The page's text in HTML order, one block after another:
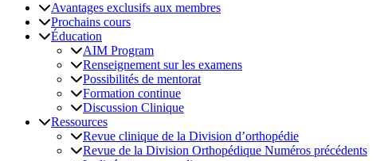
Avantages exclusifs aux membres
Prochains cours
Éducation
AIM Program
Renseignement sur les examens
Possibilités de mentorat
Formation continue
Discussion Clinique
Ressources
Revue clinique de la Division d’orthopédie
Revue de la Division Orthopédique Numéros précédents